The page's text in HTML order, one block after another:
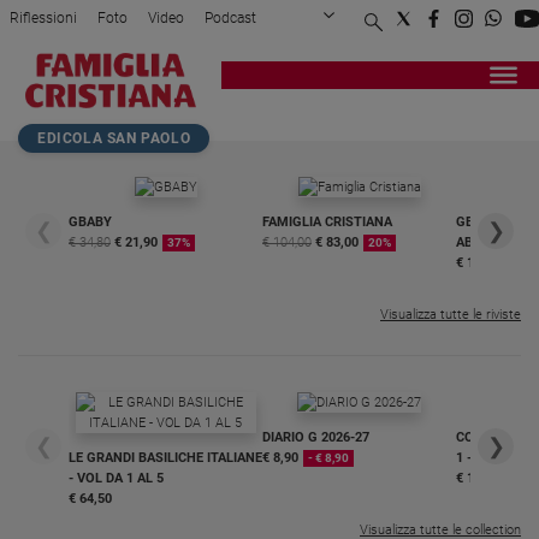
Attualità
Italia
Cronaca
Mondo
Economia
Interviste
Papa
Riflessioni Foto Video Podcast
Privacy Policy Chi siamo
Registrati Redazione
Home page>Cultura e spettacoli
EDICOLA SAN PAOLO
❮
GBABY
€ 34,80 € 21,90 37%
FAMIGLIA CRISTIANA
€ 104,00 € 83,00 20%
GBABY
€ 16,99
❯
Visualizza tutte le riviste
❮
LE GRANDI BASILICHE ITALIANE
- VOL DA 1 AL 5
€ 64,50
DIARIO G 2026-27
€ 8,90
- € 8,90
COLLANA
1 - 2
€ 18,50
❯
Visualizza tutte le collection